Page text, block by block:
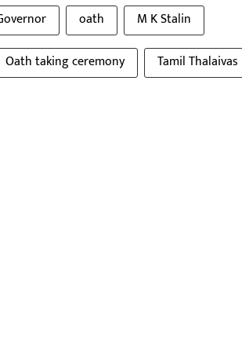
oath
M K Stalin
Oath taking ceremony
Tamil Thalaivas